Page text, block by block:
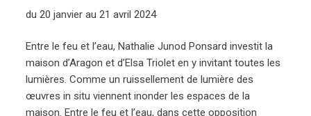
du 20 janvier au 21 avril 2024
Entre le feu et l’eau, Nathalie Junod Ponsard investit la
maison d’Aragon et d’Elsa Triolet en y invitant toutes les
lumières. Comme un ruissellement de lumière des
œuvres in situ viennent inonder les espaces de la
maison. Entre le feu et l’eau, dans cette opposition